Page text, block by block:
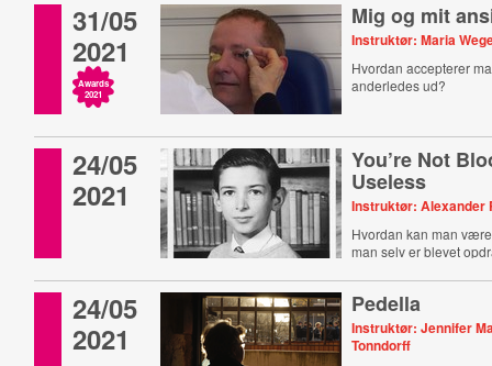
31/05
2021
Awards
2021
Mig og mit
Instruktør: Maria
Hvordan accepterer
anderledes ud?
24/05
2021
You’re Not
Useless
Instruktør: Alexander
Hvordan kan man
man selv er blevet
24/05
2021
Pedella
Instruktør: Jennifer
Tonndorff